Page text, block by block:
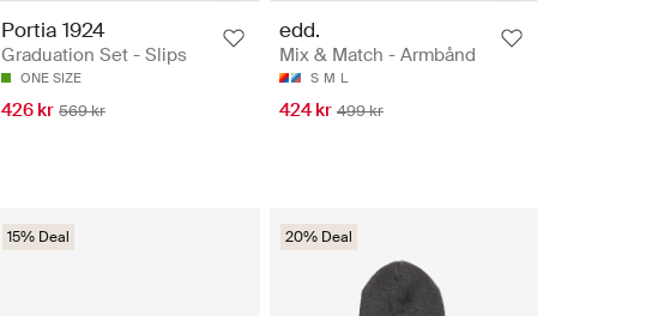
Portia 1924
Graduation Set - Slips
ONE SIZE
426 kr 569 kr
edd.
Mix & Match - Armbånd
S M L
424 kr 499 kr
15% Deal 20% Deal